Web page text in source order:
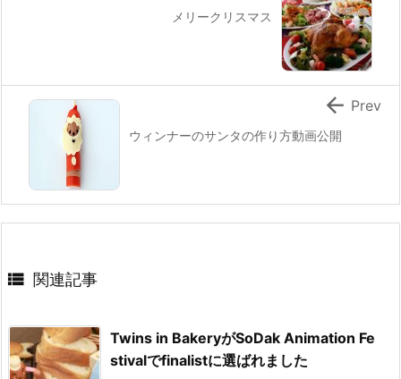
メリークリスマス
ウィンナーのサンタの作り方動画公開
 Prev
 関連記事
Twins in BakeryがSoDak Animation Fe
stivalでfinalistに選ばれました